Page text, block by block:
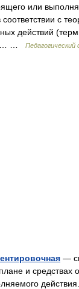
или
с
действий
…
Педагогический
—
и средствах